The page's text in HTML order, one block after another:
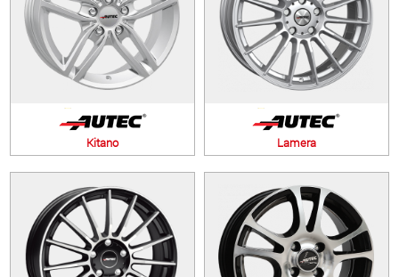
Kitano Lamera